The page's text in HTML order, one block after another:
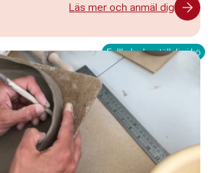
Läs mer och anmäl dig
Fullbokad – ställ dig i kö